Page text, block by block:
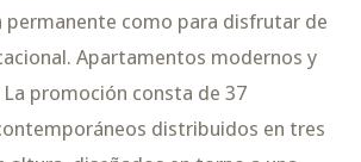
permanente como para disfrutar de
Apartamentos modernos y
promoción consta de 37
distribuidos en tres